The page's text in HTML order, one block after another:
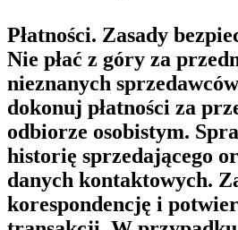
Płatności. Zasady
Nie płać z góry za
nieznanych
dokonuj płatności za
odbiorze osobistym.
historię sprzedającego
danych kontaktowych.
korespondencję i